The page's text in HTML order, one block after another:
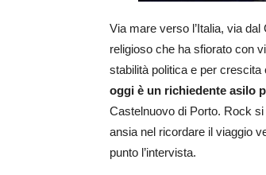
Via mare verso l’Italia, via
religioso che ha sfiorato con
stabilità politica e per
oggi è un richiedente asilo
Castelnuovo di Porto. Rock
ansia nel ricordare il viaggio
punto l’intervista.